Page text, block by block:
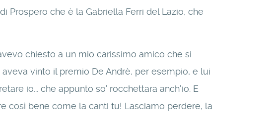
Prospero che è la Gabriella Ferri del Lazio, che
chiesto a un mio carissimo amico che si
vinto il premio De Andrè, per esempio, e lui
io... che appunto so' rocchettara anch'io. E
così bene come la canti tu! Lasciamo perdere, la